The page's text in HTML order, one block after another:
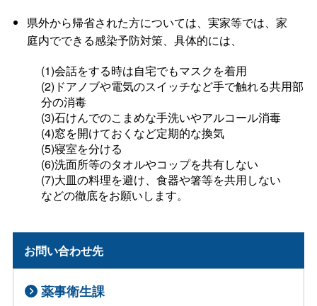
県外から帰省された方については、実家等では、家
庭内でできる感染予防対策、具体的には、
(1)会話をする時は自宅でもマスクを着用
(2)ドアノブや電気のスイッチなど手で触れる共用部
分の消毒
(3)石けんでのこまめな手洗いやアルコール消毒
(4)窓を開けておくなど定期的な換気
(5)寝室を分ける
(6)洗面所等のタオルやコップを共有しない
(7)大皿の料理を避け、食器や箸等を共用しない
などの徹底をお願いします。
お問い合わせ先
薬事衛生課